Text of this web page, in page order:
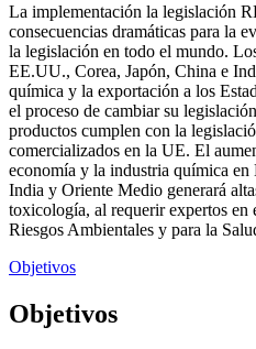
La implementación la legislación
consecuencias dramáticas para la
la legislación en todo el mundo.
EE.UU., Corea, Japón, China e
química y la exportación a los
el proceso de cambiar su
productos cumplen con la
comercializados en la UE. El
economía y la industria química
India y Oriente Medio generará
toxicología, al requerir expertos en
Riesgos Ambientales y para la
Objetivos
Objetivos